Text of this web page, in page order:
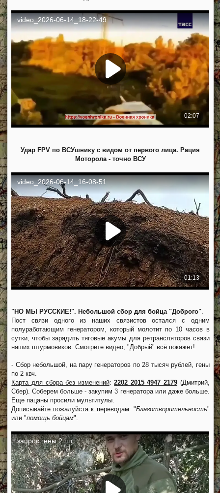
Удар FPV по ВСУшнику с видом от первого лица. Рация
Моторола - точно ВСУ
"НО МЫ РУССКИЕ!". Небольшой сбор для бойца "Доброго"
Пост связи одного из наших связистов остался с одним
полуработающим генератором, который молотит по 10 часов в
сутки, чтобы зарядить тяговые акумы для ретрансляторов связи
наших штурмовиков. Смотрите видео, "Добрый" всё покажет!
- Сбор небольшой, на пару генераторов по 28 тысяч рублей, гены
по 2 квч.
Карта для сбора без изменений:2202 2015 4947 2179 (Дмитрий,
Сбер). Соберем больше - закупим 3 генератора или даже больше.
Еще пацаны просили мультитулы.
Дописывайте пожалуйста к переводам: "Благотворительность"
или "помощь бойцам".